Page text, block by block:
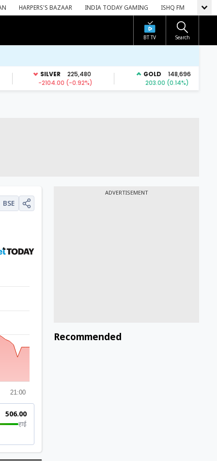
HARPERS'S BAZAAR INDIA TODAY GAMING ISHQ FM
BT TV Search
BSE
21:00
हाई
₹506.00
ADVERTISEMENT
Recommended